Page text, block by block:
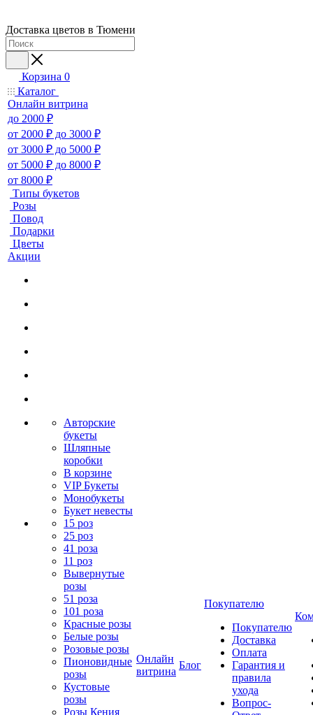
Доставка цветов в Тюмени
Корзина 0
Каталог
Онлайн витрина
до 2000 ₽
от 2000 ₽ до 3000 ₽
от 3000 ₽ до 5000 ₽
от 5000 ₽ до 8000 ₽
от 8000 ₽
Типы букетов
Розы
Повод
Подарки
Цветы
Акции
Авторские
букеты
Шляпные
коробки
В корзине
VIP Букеты
Монобукеты
Букет невесты
15 роз
25 роз
41 роза
11 роз
Вывернутые
розы
51 роза
101 роза
Красные розы
Белые розы
Розовые розы
Пионовидные
розы
Кустовые
розы
Розы Кения
Онлайн
витрина
Блог
Покупателю
Покупателю
Доставка
Оплата
Гарантия и
правила
ухода
Вопрос-